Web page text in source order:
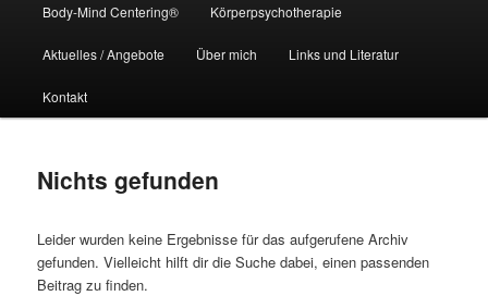
Body-Mind Centering® Körperpsychotherapie
Aktuelles / Angebote Über mich Links und Literatur
Kontakt
Nichts gefunden
Leider wurden keine Ergebnisse für das aufgerufene Archiv
gefunden. Vielleicht hilft dir die Suche dabei, einen passenden
Beitrag zu finden.